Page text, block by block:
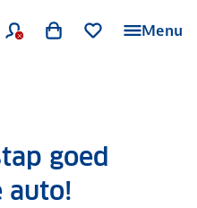
Menu
goed
auto!